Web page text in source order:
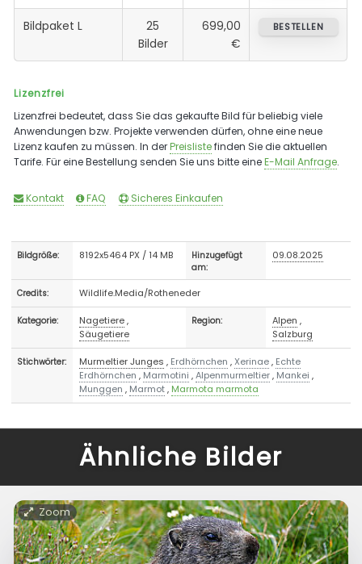
Bildpaket L
25
Bilder
699,00
€
BESTELLEN
Lizenzfrei
Lizenzfrei bedeutet, dass Sie das gekaufte Bild für beliebig viele
Anwendungen bzw. Projekte verwenden dürfen, ohne eine neue
Lizenz kaufen zu müssen. In derPreislistefinden Sie die aktuellen
Tarife. Für eine Bestellung senden Sie uns bitte eineE-Mail Anfrage.
Kontakt FAQ Sicheres Einkaufen
Bildgröße: 8192x5464 PX / 14 MB
Hinzugefügt
am:
09.08.2025
Credits: Wildlife.Media/Rotheneder
Kategorie: Nagetiere,
Säugetiere
Region: Alpen ,
Salzburg
Stichwörter: Murmeltier Junges , Erdhörnchen ,Xerinae, Echte
Erdhörnchen , Marmotini ,Alpenmurmeltier, Mankei ,
Munggen , Marmot, Marmota marmota
Ähnliche Bilder
Zoom